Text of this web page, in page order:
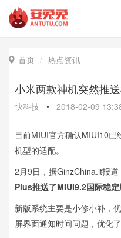
 首页 热点资讯
小米两款神机突然推
快科技 • 2018-02-09
目前MIUI官方确认MIUI10
机型的适配。
2月9日，据GinzChina.it报道
Plus推送了MIUI9.2国际稳定
新版系统主要是小修小补，
屏界面通知时间问题，优化